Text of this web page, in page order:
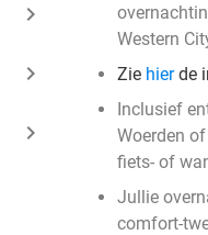
keyboard_arrow_right
keyboard_arrow_right
keyboard_arrow_right
Western
Zie hierde
Inclusief
Woerden
fiets- of
Jullie
comfort-